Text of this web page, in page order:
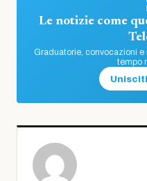
Le notizie come
Graduatorie, convocazioni
tempo